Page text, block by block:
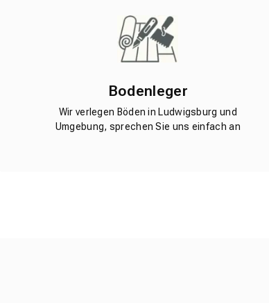
Bodenleger
Wir verlegen Böden in Ludwigsburg und
Umgebung, sprechen Sie uns einfach an